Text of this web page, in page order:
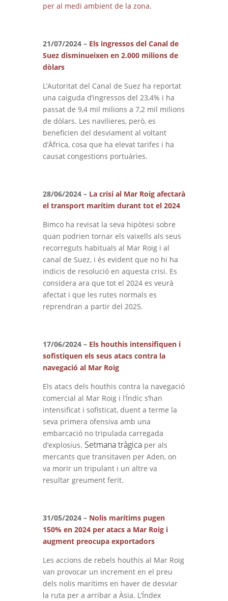
per al medi ambient de la zona.
21/07/2024 – Els ingressos del Canal de
Suez disminueixen en 2.000 milions de
dòlars
L’Autoritat del Canal de Suez ha reportat
una caiguda d’ingressos del 23,4% i ha
passat de 9,4 mil milions a 7,2 mil milions
de dòlars. Les navilieres, però, es
beneficien del desviament al voltant
d’Àfrica, cosa que ha elevat tarifes i ha
causat congestions portuàries.
28/06/2024 – La crisi al Mar Roig afectarà
el transport marítim durant tot el 2024
Bimco ha revisat la seva hipòtesi sobre
quan podrien tornar els vaixells als seus
recorreguts habituals al Mar Roig i al
canal de Suez, i és evident que no hi ha
indicis de resolució en aquesta crisi. Es
considera ara que tot el 2024 es veurà
afectat i que les rutes normals es
reprendran a partir del 2025.
17/06/2024 – Els houthis intensifiquen i
sofistiquen els seus atacs contra la
navegació al Mar Roig
Els atacs dels houthis contra la navegació
comercial al Mar Roig i l’Índic s’han
intensificat i sofisticat, duent a terme la
seva primera ofensiva amb una
embarcació no tripulada carregada
d’explosius. Setmana tràgica per als
mercants que transitaven per Aden, on
va morir un tripulant i un altre va
resultar greument ferit.
31/05/2024 – Nolis marítims pugen
150% en 2024 per atacs a Mar Roig i
augment preocupa exportadors
Les accions de rebels houthis al Mar Roig
van provocar un increment en el preu
dels nolis marítims en haver de desviar
la ruta per a arribar a Àsia. L’Índex